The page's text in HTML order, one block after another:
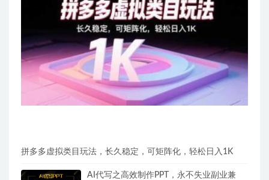
拼多多虚拟类目玩法，长久稳定，可矩阵化，轻松日入1K
AI代写之高效制作PPT，永不失业副业兼